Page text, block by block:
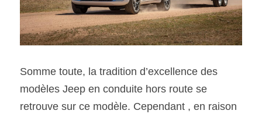
Somme toute, la tradition d’excellence des
modèles Jeep en conduite hors route se
retrouve sur ce modèle. Cependant , en raison